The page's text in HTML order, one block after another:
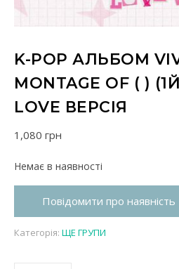
K-POP АЛЬБОМ
MONTAGE OF ( )
LOVE ВЕРСІЯ
1,080 грн
Немає в наявності
Повідомити про наявність
Категорія: ЩЕ ГРУПИ